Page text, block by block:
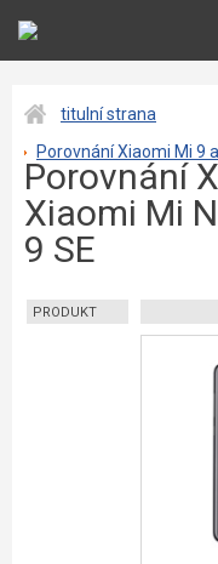
titulní strana
Porovnání Xiaomi Mi 9
Porovnání
Xiaomi Mi
9 SE
PRODUKT